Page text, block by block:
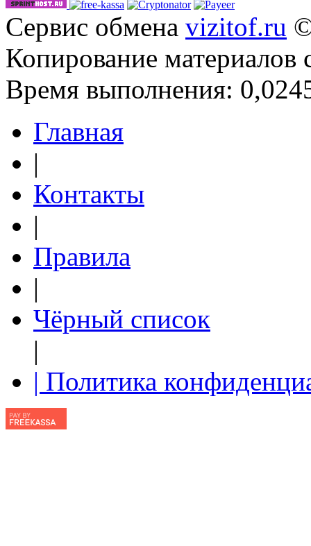
Сервис обмена vizitof.ru
Копирование материалов
Время выполнения:
Главная
|
Контакты
|
Правила
|
Чёрный список
|
| Политика